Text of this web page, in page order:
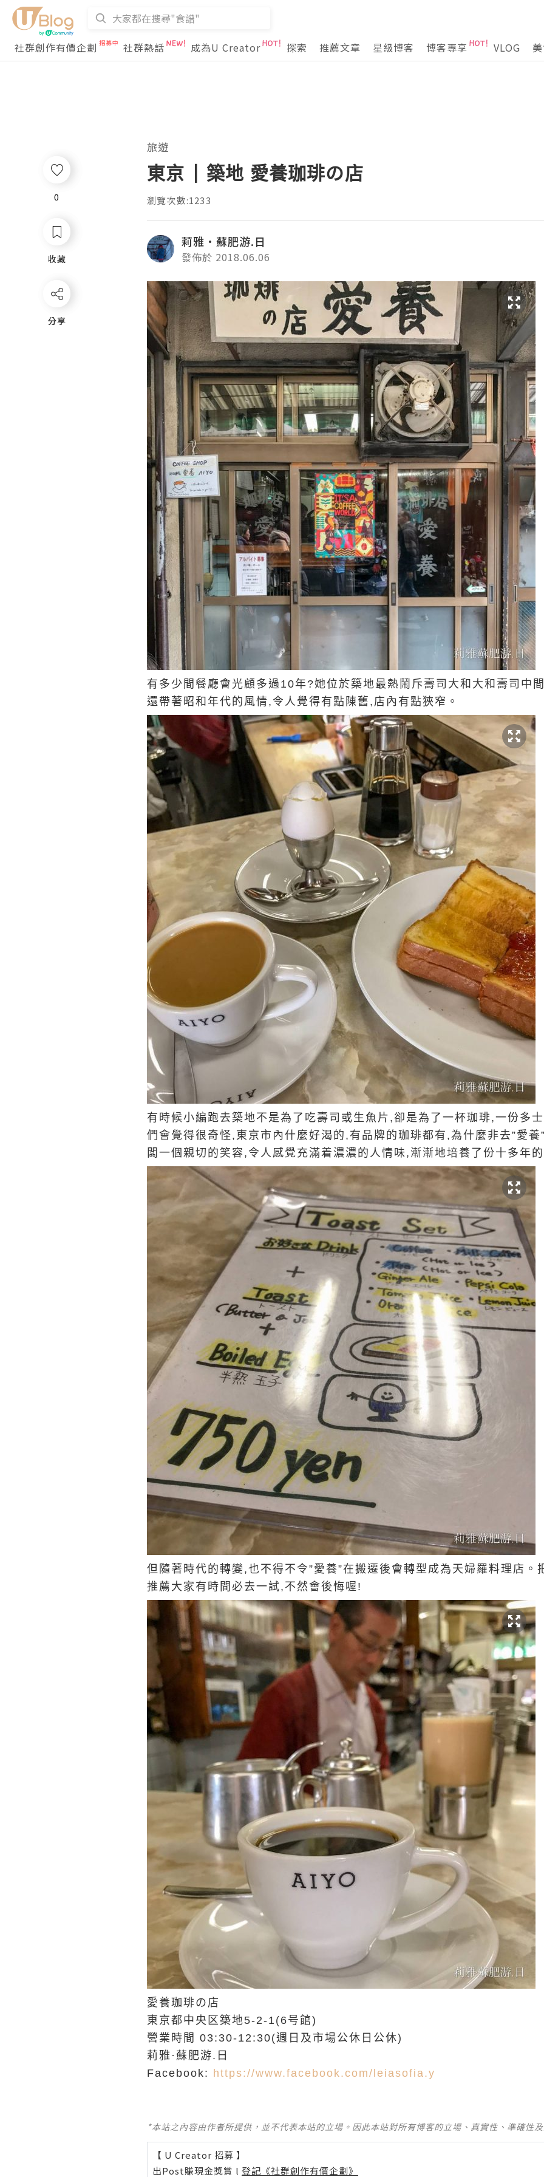
社群創作有價企劃
社群熱話 成為U Creator 探索 推薦文章 星級博客 博客專享 VLOG
0
收藏
分享
旅遊
東京 | 築地 愛養珈琲の店
瀏覽次數:1233
莉雅·蘇肥游.日
發佈於 2018.06.06
有多少間餐廳會光顧多過10年?她位於築地最熱鬧斥壽司大和大和壽司中
還帶著昭和年代的風情,令人覺得有點陳舊,店內有點狹窄。
有時候小編跑去築地不是為了吃壽司或生魚片,卻是為了一杯珈琲,一份多
們會覺得很奇怪,東京市內什麼好渴的,有品牌的珈琲都有,為什麼非去”愛養
闆一個親切的笑容,令人感覺充滿着濃濃的人情味,漸漸地培養了份十多年的
但隨著時代的轉變,也不得不令”愛養”在搬遷後會轉型成為天婦羅料理店。
推薦大家有時間必去一試,不然會後悔喔!
愛養珈琲の店
東京都中央区築地5-2-1(6号館)
營業時間 03:30-12:30(週日及市場公休日公休)
莉雅·蘇肥游.日
Facebook:
https://www.facebook.com/leiasofia.y
*本站之內容由作者所提供，並不代表本站的立場。因此本站對所有博客的立場、真實性、準確性
【 U Creator 招募 】
出Post賺現金獎賞 l 登記《社群創作有價企劃》
0
收藏
分享